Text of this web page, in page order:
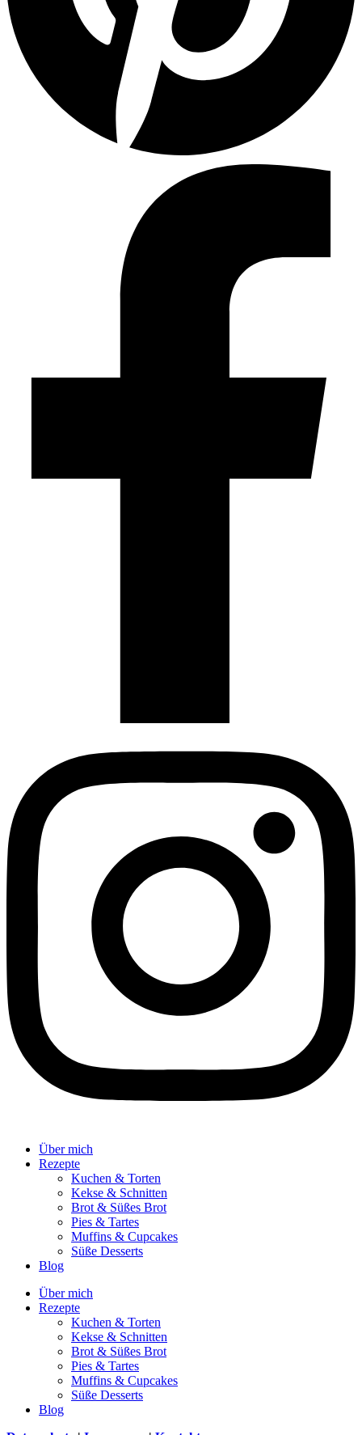
Über mich
Rezepte
Kuchen & Torten
Kekse & Schnitten
Brot & Süßes Brot
Pies & Tartes
Muffins & Cupcakes
Süße Desserts
Blog
Über mich
Rezepte
Kuchen & Torten
Kekse & Schnitten
Brot & Süßes Brot
Pies & Tartes
Muffins & Cupcakes
Süße Desserts
Blog